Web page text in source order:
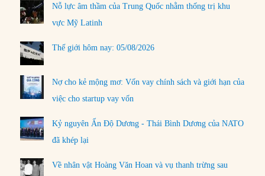
Nỗ lực âm thầm của Trung Quốc nhằm thống trị khu
vực Mỹ Latinh
Thế giới hôm nay: 05/08/2026
Nợ cho kẻ mộng mơ: Vốn vay chính sách và giới hạn của
việc cho startup vay vốn
Kỷ nguyên Ấn Độ Dương - Thái Bình Dương của NATO
đã khép lại
Về nhân vật Hoàng Văn Hoan và vụ thanh trừng sau